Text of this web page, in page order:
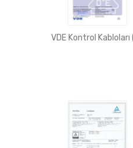
VDE Kontrol Kabloları